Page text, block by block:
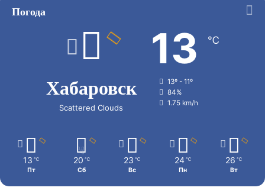
Погода
Хабаровск
Scattered Clouds
13 ℃
13º - 11º
84%
1.75 km/h
13 ℃
Пт
20 ℃
Сб
23 ℃
Вс
24 ℃
Пн
26 ℃
Вт